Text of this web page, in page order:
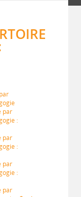
par
:
par
:
par
:
par